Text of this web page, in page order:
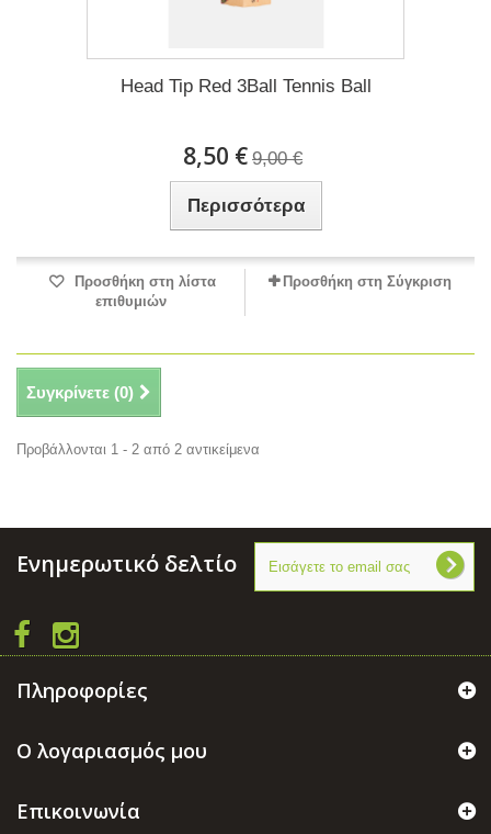
Head Tip Red 3Ball Tennis Ball
8,50 € 9,00 €
Περισσότερα
Προσθήκη στη λίστα
επιθυμιών
Προσθήκη στη Σύγκριση
Συγκρίνετε (0)
Προβάλλονται 1 - 2 από 2 αντικείμενα
Ενημερωτικό δελτίο
Πληροφορίες
Ο λογαριασμός μου
Επικοινωνία